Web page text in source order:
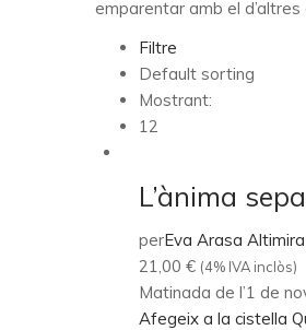
emparentar amb el
Filtre
Default sorting
Mostrant:
12
L’ànima
perEva Arasa Altimira
21,00 € (4% IVA inclòs)
Matinada de l’1 de
Afegeix a la cistella